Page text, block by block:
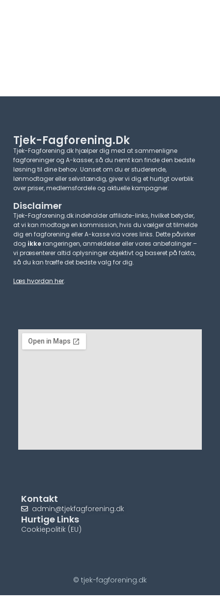
Tjek-Fagforening.dk
Tjek-Fagforening.dk hjælper dig med at sammenligne
fagforeninger og A-kasser, så du nemt kan finde den bedste
løsning til dine behov. Uanset om du er studerende,
lønmodtager eller selvstændig, giver vi dig et hurtigt overblik
over priser, medlemsfordele og aktuelle kampagner.​
Disclaimer
Tjek-Fagforening.dk indeholder affiliate-links, hvilket betyder,
at vi kan modtage en kommission, hvis du vælger at tilmelde
dig en fagforening eller A-kasse via vores links. Dette påvirker
dog ikkerangeringen, anmeldelser eller vores anbefalinger –
vi præsenterer altid oplysninger objektivt og baseret på fakta,
så du kan træffe det bedste valg for dig.
Læs hvordan her.
Kontakt
admin@tjekfagforening.dk
Hurtige Links
Cookiepolitik (EU)
© tjek-fagforening.dk